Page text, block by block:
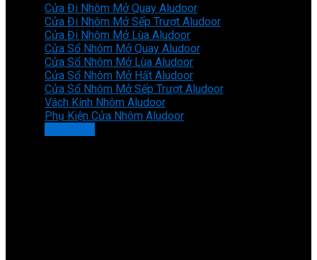
Cửa Đi Nhôm Mở Quay Aludoor
Cửa Đi Nhôm Mở Sếp Trượt Aludoor
Cửa Đi Nhôm Mở Lùa Aludoor
Cửa Sổ Nhôm Mở Quay Aludoor
Cửa Sổ Nhôm Mở Lùa Aludoor
Cửa Sổ Nhôm Mở Hất Aludoor
Cửa Sổ Nhôm Mở Sếp Trượt Aludoor
Vách Kính Nhôm Aludoor
Phụ Kiện Cửa Nhôm Aludoor